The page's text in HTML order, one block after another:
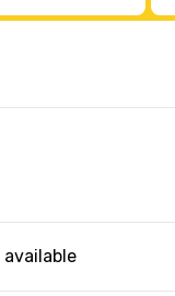
available